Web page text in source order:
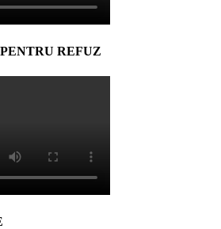
REFUZ